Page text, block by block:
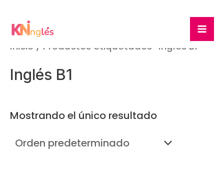
Inicio / Productos etiquetados “Inglés B1”
Inglés B1
Mostrando el único resultado